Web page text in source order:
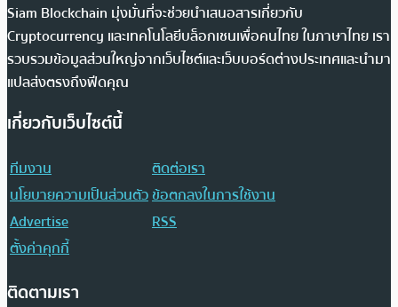
Siam Blockchain มุ่งมั่นที่จะช่วยนำเสนอสารเกี่ยวกับ
Cryptocurrency และเทคโนโลยีบล็อกเชนเพื่อคนไทย ในภาษาไทย เรา
รวบรวมข้อมูลส่วนใหญ่จากเว็บไซต์และเว็บบอร์ดต่างประเทศและนำมา
แปลส่งตรงถึงฟีดคุณ
เกี่ยวกับเว็บไซต์นี้
ทีมงาน
ติดต่อเรา
นโยบายความเป็นส่วนตัวข้อตกลงในการใช้งาน
Advertise
RSS
ตั้งค่าคุกกี้
ติดตามเรา